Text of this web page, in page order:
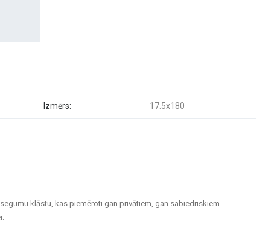
Izmērs: 17.5x180
klāstu, kas piemēroti gan privātiem, gan sabiedriskiem